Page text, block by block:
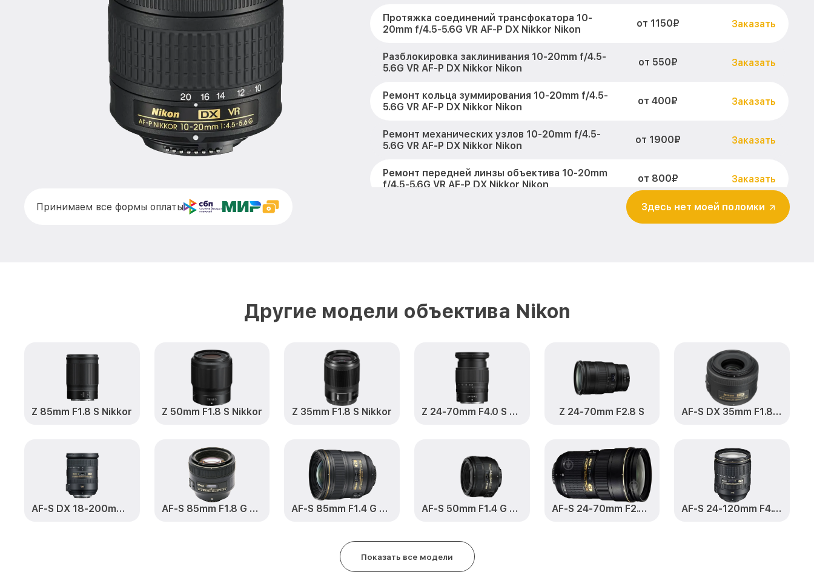
Протяжка соединений трансфокатора 10-
20mm f/4.5-5.6G VR AF-P DX Nikkor Nikon
от 1150₽ Заказать
Разблокировка заклинивания 10-20mm f/4.5-
5.6G VR AF-P DX Nikkor Nikon
от 550₽ Заказать
Ремонт кольца зуммирования 10-20mm f/4.5-
5.6G VR AF-P DX Nikkor Nikon
от 400₽ Заказать
Ремонт механических узлов 10-20mm f/4.5-
5.6G VR AF-P DX Nikkor Nikon
от 1900₽ Заказать
Ремонт передней линзы объектива 10-20mm
f/4.5-5.6G VR AF-P DX Nikkor Nikon
от 800₽ Заказать
20mm f/4.5-5.6G VR AF-P DX Nikkor Nikon
Ремонт узла автофокуса 10-20mm f/4.5-5.6G
Заказать
Замена электронной платы 10-20mm f/4.5-5.6G
VR AF-P DX Nikkor Nikon
от 500₽ Заказать
AF-P DX Nikkor Nikon
от 1200₽ Заказать
Замена мотора 10-20mm f/4.5-5.6G VR AF-P DX
от 1800₽ Заказать
Замена корпуса 10-20mm f/4.5-5.6G VR AF-P DX
Принимаем все формы оплаты Здесь нет моей поломки
Другие модели объектива Nikon
Z 85mm F1.8 S Nikkor Z 50mm F1.8 S Nikkor Z 35mm F1.8 S Nikkor Z 24-70mm F4.0 S Nikkor Z 24-70mm F2.8 S AF-S DX 35mm F1.8 G Nikkor
AF-S DX 18-200mm F3.5-5.6 G VR II ED Zoom-Nikkor AF-S 85mm F1.8 G Nikkor AF-S 85mm F1.4 G Nikkor AF-S 50mm F1.4 G Nikkor AF-S 24-70mm F2.8 G ED Nikkor AF-S 24-120mm F4.0 G ED VR Nikkor
Показать все модели